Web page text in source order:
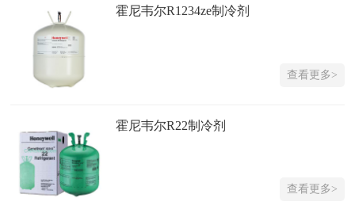
霍尼韦尔R1234ze制冷剂
查看更多>
霍尼韦尔R22制冷剂
查看更多>